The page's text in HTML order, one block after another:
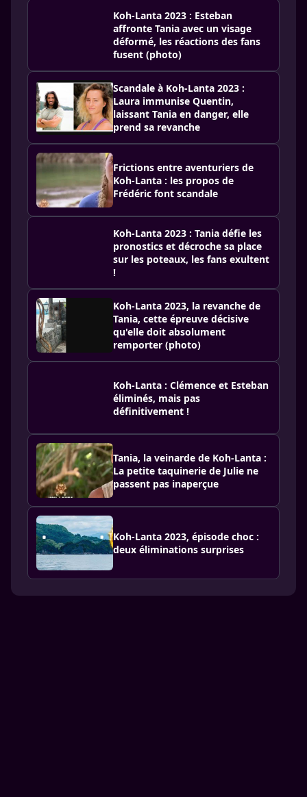
Koh-Lanta 2023 : Esteban
affronte Tania avec un visage
déformé, les réactions des fans
fusent (photo)
Scandale à Koh-Lanta 2023 :
Laura immunise Quentin,
laissant Tania en danger, elle
prend sa revanche
Frictions entre aventuriers de
Koh-Lanta : les propos de
Frédéric font scandale
Koh-Lanta 2023 : Tania défie les
pronostics et décroche sa place
sur les poteaux, les fans exultent
!
Koh-Lanta 2023, la revanche de
Tania, cette épreuve décisive
qu'elle doit absolument
remporter (photo)
Koh-Lanta : Clémence et Esteban
éliminés, mais pas
définitivement !
Tania, la veinarde de Koh-Lanta :
La petite taquinerie de Julie ne
passent pas inaperçue
Koh-Lanta 2023, épisode choc :
deux éliminations surprises